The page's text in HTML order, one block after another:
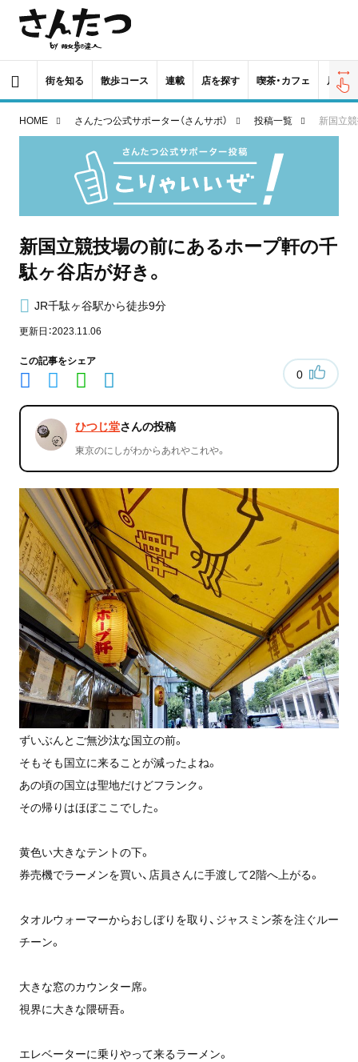
街を知る 散歩コース 連載 店を探す 喫茶・カフェ 居酒屋
HOME さんたつ公式サポーター（さんサポ） 投稿一覧 新国立
新国立競技場の前にあるホープ軒の千
駄ヶ谷店が好き。
JR千駄ヶ谷駅から徒歩9分
更新日：2023.11.06
この記事をシェア
0
ひつじ堂さんの投稿
東京のにしがわからあれやこれや。
ずいぶんとご無沙汰な国立の前。
そもそも国立に来ることが減ったよね。
あの頃の国立は聖地だけどフランク。
その帰りはほぼここでした。
黄色い大きなテントの下。
券売機でラーメンを買い、店員さんに手渡して2階へ上がる。
タオルウォーマーからおしぼりを取り、ジャスミン茶を注ぐルー
チーン。
大きな窓のカウンター席。
視界に大きな隈研吾。
エレベーターに乗りやって来るラーメン。